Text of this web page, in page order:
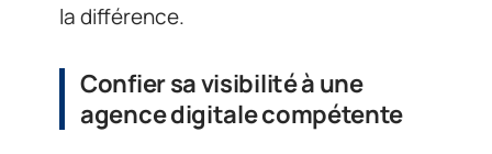
la différence.
Confier sa visibilité à une
agence digitale compétente